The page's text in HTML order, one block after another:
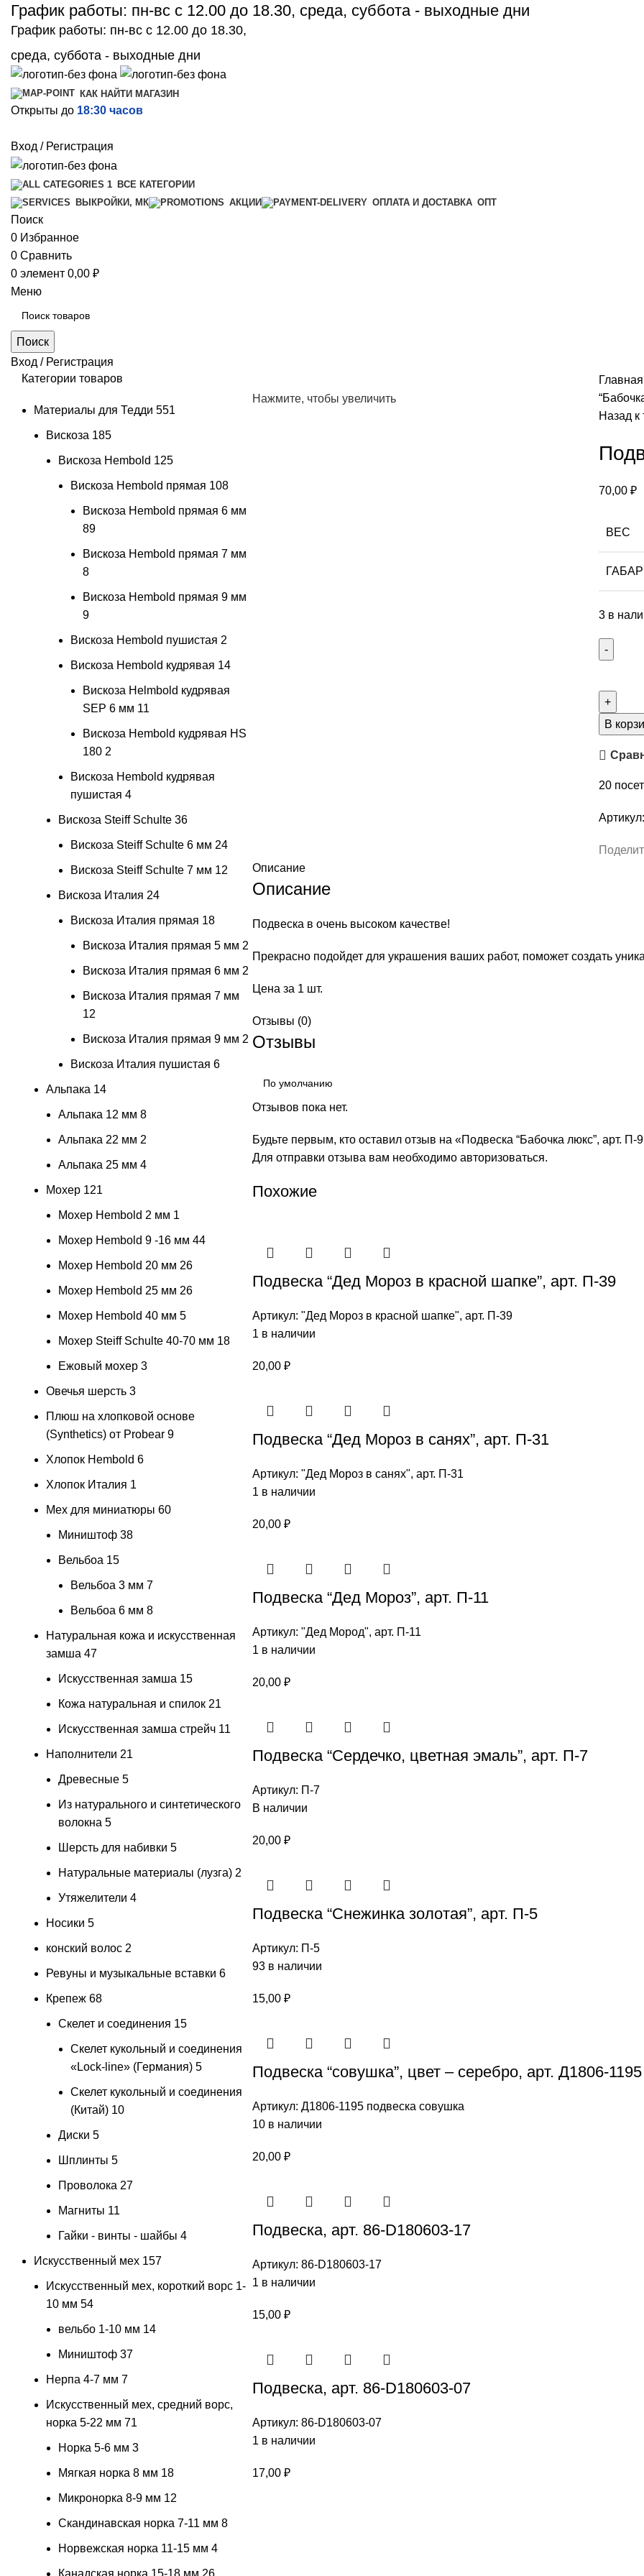
График работы: пн-вс с 12.00 до 18.30, среда, суббота - выходные дни
График работы: пн-вс с 12.00 до 18.30,
среда, суббота - выходные дни
КАК НАЙТИ МАГАЗИН
Открыты до 18:30 часов
Вход / Регистрация
ВСЕ КАТЕГОРИИ
ВЫКРОЙКИ, МК
АКЦИИ ОПЛАТА И ДОСТАВКА ОПТ
Поиск
0 Избранное
0 Сравнить
0 элемент 0,00 ₽
Меню
Поиск
Вход / Регистрация
Нажмите, чтобы увеличить
Назад к
70,00 ₽
ВЕС
3 в
В
20
Описание
Описание
Подвеска в очень высоком качестве!
Прекрасно подойдет для украшения ваших работ, поможет создать
Цена за 1 шт.
Отзывы (0)
Отзывы
Отзывов пока нет.
Будьте первым, кто оставил отзыв на «Подвеска “Бабочка люкс”, арт. П-
Для отправки отзыва вам необходимо авторизоваться.
Похожие
Подвеска “Дед Мороз в красной шапке”, арт. П-39
Артикул: "Дед Мороз в красной шапке", арт. П-39
1 в наличии
20,00 ₽
Подвеска “Дед Мороз в санях”, арт. П-31
Артикул: "Дед Мороз в санях", арт. П-31
1 в наличии
20,00 ₽
Подвеска “Дед Мороз”, арт. П-11
Артикул: "Дед Мород", арт. П-11
1 в наличии
20,00 ₽
Подвеска “Сердечко, цветная эмаль”, арт. П-7
Артикул: П-7
В наличии
20,00 ₽
Подвеска “Снежинка золотая”, арт. П-5
Артикул: П-5
93 в наличии
15,00 ₽
Подвеска “совушка”, цвет – серебро, арт. Д1806-1195
Артикул: Д1806-1195 подвеска совушка
10 в наличии
20,00 ₽
Подвеска, арт. 86-D180603-17
Артикул: 86-D180603-17
1 в наличии
15,00 ₽
Подвеска, арт. 86-D180603-07
Артикул: 86-D180603-07
1 в наличии
17,00 ₽
Категории товаров
Материалы для Тедди 551
Вискоза 185
Вискоза Hembold 125
Вискоза Hembold прямая 108
Вискоза Hembold прямая 6 мм
89
Вискоза Hembold прямая 7 мм
8
Вискоза Hembold прямая 9 мм
9
Вискоза Hembold пушистая 2
Вискоза Hembold кудрявая 14
Вискоза Helmbold кудрявая
SEP 6 мм 11
Вискоза Hembold кудрявая HS
180 2
Вискоза Hembold кудрявая
пушистая 4
Вискоза Steiff Schulte 36
Вискоза Steiff Schulte 6 мм 24
Вискоза Steiff Schulte 7 мм 12
Вискоза Италия 24
Вискоза Италия прямая 18
Вискоза Италия прямая 5 мм 2
Вискоза Италия прямая 6 мм 2
Вискоза Италия прямая 7 мм
12
Вискоза Италия прямая 9 мм 2
Вискоза Италия пушистая 6
Альпака 14
Альпака 12 мм 8
Альпака 22 мм 2
Альпака 25 мм 4
Мохер 121
Мохер Hembold 2 мм 1
Мохер Hembold 9 -16 мм 44
Мохер Hembold 20 мм 26
Мохер Hembold 25 мм 26
Мохер Hembold 40 мм 5
Мохер Steiff Schulte 40-70 мм 18
Ежовый мохер 3
Овечья шерсть 3
Плюш на хлопковой основе
(Synthetics) от Probear 9
Хлопок Hembold 6
Хлопок Италия 1
Мех для миниатюры 60
Миништоф 38
Вельбоа 15
Вельбоа 3 мм 7
Вельбоа 6 мм 8
Натуральная кожа и искусственная
замша 47
Искусственная замша 15
Кожа натуральная и спилок 21
Искусственная замша стрейч 11
Наполнители 21
Древесные 5
Из натурального и синтетического
волокна 5
Шерсть для набивки 5
Натуральные материалы (лузга) 2
Утяжелители 4
Носики 5
конский волос 2
Ревуны и музыкальные вставки 6
Крепеж 68
Скелет и соединения 15
Скелет кукольный и соединения
«Lock-line» (Германия) 5
Скелет кукольный и соединения
(Китай) 10
Диски 5
Шплинты 5
Проволока 27
Магниты 11
Гайки - винты - шайбы 4
Искусственный мех 157
Искусственный мех, короткий ворс 1-
10 мм 54
вельбо 1-10 мм 14
Миништоф 37
Нерпа 4-7 мм 7
Искусственный мех, средний ворс,
норка 5-22 мм 71
Норка 5-6 мм 3
Мягкая норка 8 мм 18
Микронорка 8-9 мм 12
Скандинавская норка 7-11 мм 8
Норвежская норка 11-15 мм 4
Канадская норка 15-18 мм 26